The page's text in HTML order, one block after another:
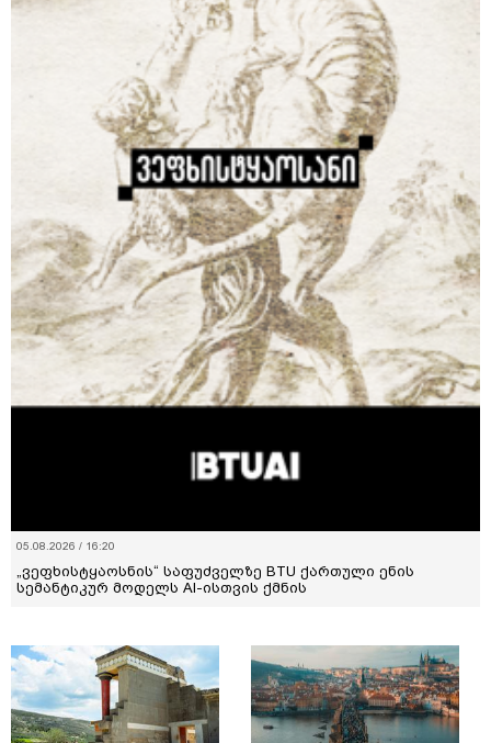
05.08.2026 / 16:20
„ვეფხისტყაოსნის“ საფუძველზე BTU ქართული ენის
სემანტიკურ მოდელს AI-ისთვის ქმნის